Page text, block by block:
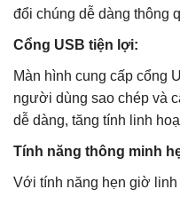
đổi chúng dễ dàng thông
Cổng USB tiện lợi:
Màn hình cung cấp cổng
người dùng sao chép và
dễ dàng, tăng tính linh
Tính năng thông minh
Với tính năng hẹn giờ